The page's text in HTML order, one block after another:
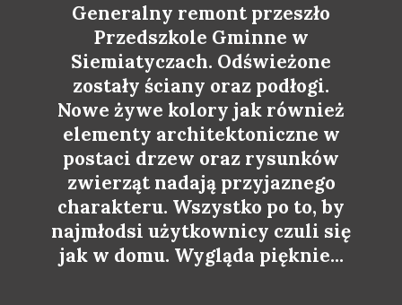
Generalny remont przeszło
Przedszkole Gminne w
Siemiatyczach. Odświeżone
zostały ściany oraz podłogi.
Nowe żywe kolory jak również
elementy architektoniczne w
postaci drzew oraz rysunków
zwierząt nadają przyjaznego
charakteru. Wszystko po to, by
najmłodsi użytkownicy czuli się
jak w domu. Wygląda pięknie...